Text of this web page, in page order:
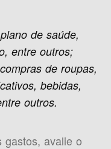
de saúde,
entre outros;
de roupas,
bebidas,
outros.
gastos, avalie o